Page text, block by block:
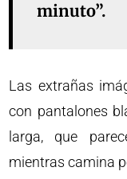
minuto”.
Las extrañas
con pantalones
larga, que
mientras camina